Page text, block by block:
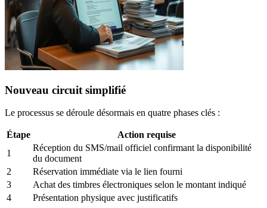
Nouveau circuit simplifié
Le processus se déroule désormais en quatre phases clés :
Étape
Action requise
1
Réception du SMS/mail officiel confirmant la disponibilité
du document
2
Réservation immédiate via le lien fourni
3
Achat des timbres électroniques selon le montant indiqué
4
Présentation physique avec justificatifs